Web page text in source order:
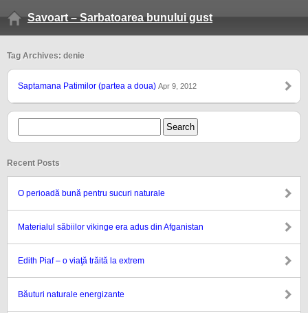
Savoart – Sarbatoarea bunului gust
Tag Archives: denie
Saptamana Patimilor (partea a doua) Apr 9, 2012
Recent Posts
O perioadă bună pentru sucuri naturale
Materialul săbiilor vikinge era adus din Afganistan
Edith Piaf – o viaţă trăită la extrem
Băuturi naturale energizante